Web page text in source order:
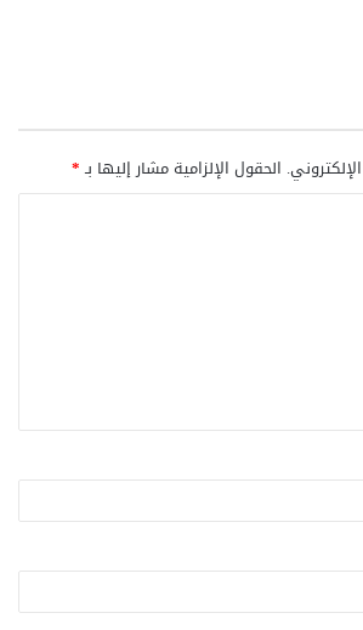
الحقول الإلزامية مشار إليها بـ*